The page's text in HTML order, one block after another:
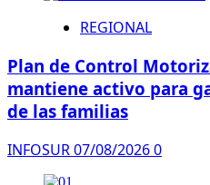
REGIONAL
Plan de Control
mantiene activo para
de las familias
INFOSUR07/08/20260